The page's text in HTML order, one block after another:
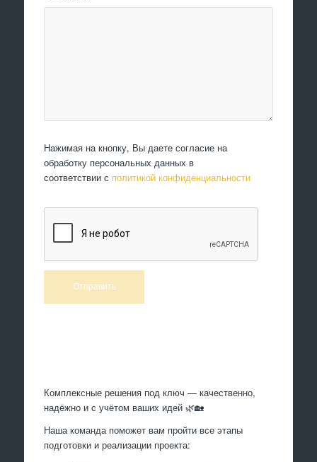
Нажимая на кнопку, Вы даете согласие на
обработку персональных данных в
соответствии с политикой конфиденциальности
Комплексные решения под ключ — качественно,
надёжно и с учётом ваших идей 🌿🏡
Наша команда поможет вам пройти все этапы
подготовки и реализации проекта: